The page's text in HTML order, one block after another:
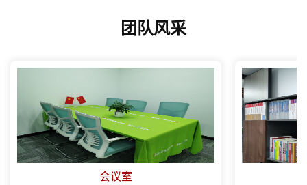
团队风采
会议室